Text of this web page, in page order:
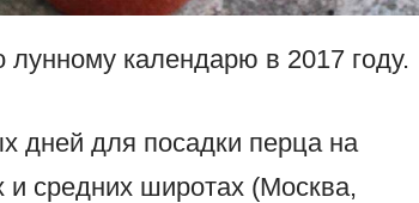
календарю в 2017 году.
дней для посадки перца на
средних широтах (Москва,